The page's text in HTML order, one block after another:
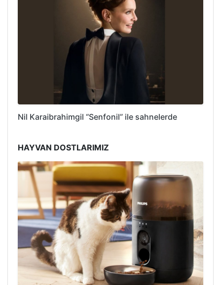
Nil Karaibrahimgil “Senfonil” ile sahnelerde
HAYVAN DOSTLARIMIZ